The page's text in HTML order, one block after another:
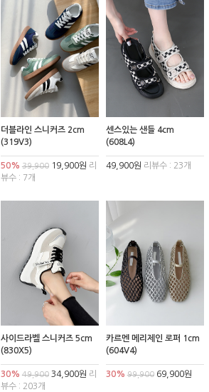
더블라인 스니커즈 2cm
(319V3)
50% 39,90019,900원 리
뷰수 : 7개
센스있는 샌들 4cm
(608L4)
49,900원 리뷰수 : 23개
사이드라벨 스니커즈 5cm
(830X5)
30% 49,90034,900원 리
뷰수 : 203개
카르멘 메리제인 로퍼 1cm
(604V4)
30% 99,90069,900원